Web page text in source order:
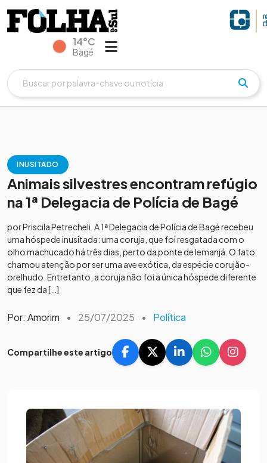
14°C
Bagé
INUSITADO
Animais silvestres encontram refúgio
na 1ª Delegacia de Polícia de Bagé
por Priscila Petrecheli A 1ª Delegacia de Polícia de Bagé recebeu
uma hóspede inusitada: uma coruja, que foi resgatada com o
olho machucado há três dias, perto da ponte de Iemanjá. O fato
chamou atenção por ser uma ave exótica, da espécie corujão-
orelhudo. Entretanto, a coruja não foi a única hóspede diferente
que fez da […]
Por: Amorim • 25/07/2025 • Política
Compartilhe este artigo